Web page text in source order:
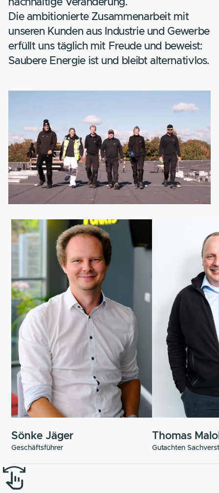
wir unsere Energielösungen speziell auf
Anforderungen energieintensiver
Unternehmen aus. So erzielen wir mit
jedem Projekt die größtmögliche,
Die ambitionierte Zusammenarbeit mit
unseren Kunden aus Industrie und
erfüllt uns täglich mit Freude und
Saubere Energie ist und bleibt